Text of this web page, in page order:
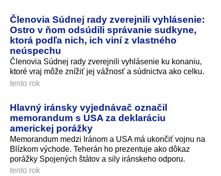
Členovia Súdnej rady zverejnili vyhlásenie:
Ostro v ňom odsúdili správanie sudkyne,
ktorá podľa nich, ich viní z vlastného
neúspechu
Členovia Súdnej rady zverejnili vyhlásenie ku konaniu,
ktoré vraj môže znížiť jej vážnosť a súdnictva ako celku.
tento rok
Hlavný iránsky vyjednávač označil
memorandum s USA za deklaráciu
americkej porážky
Memorandum medzi Iránom a USA má ukončiť vojnu na
Blízkom východe. Teherán ho prezentuje ako dôkaz
porážky Spojených štátov a sily iránskeho odporu.
tento rok